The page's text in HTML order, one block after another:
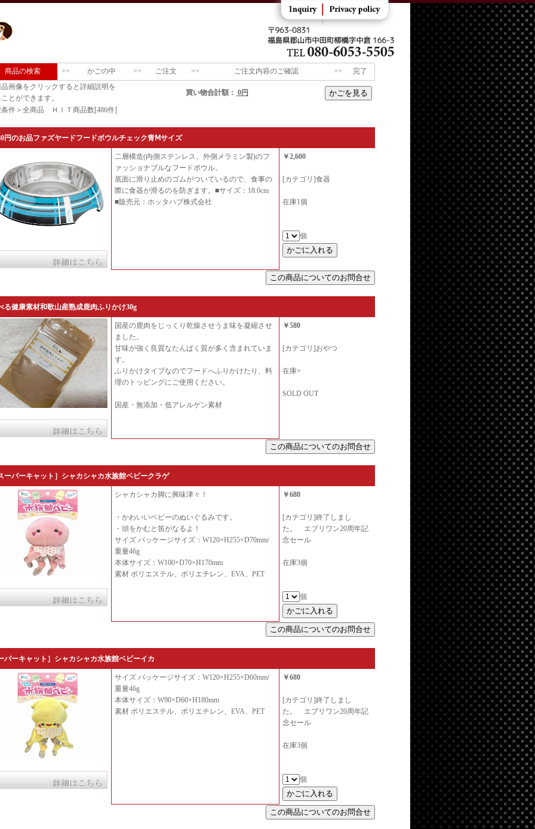
商品の検索 >> かごの中 >> ご注文 >> ご注文内容のご確認 >>
完了
画像をクリックすると詳細説明を
とができます。
買い物合計額： 0円
条件＞全商品 ＨＩＴ商品数[486件]
円のお品ファズヤードフードボウルチェック青Ⅿサイズ
二層構造(内側ステンレス、外側メラミン製)のフ
ァッショナブルなフードボウル。
底面に滑り止めのゴムがついているので、食事の
際に食器が滑るのを防ぎます。■サイズ：18.0cm
■販売元：ホッタハブ株式会社
￥2,600
[カテゴリ]食器
在庫1個
個
る健康素材和歌山産熟成鹿肉ふりかけ30g
国産の鹿肉をじっくり乾燥させうま味を凝縮させ
ました。
甘味が強く良質なたんぱく質が多く含まれていま
す。
ふりかけタイプなのでフードへふりかけたり、料
理のトッピングにご使用ください。
国産・無添加・低アレルゲン素材
￥580
[カテゴリ]おやつ
在庫×
SOLD OUT
ーパーキャット］シャカシャカ水族館ベビークラゲ
シャカシャカ脚に興味津々！
・かわいいベビーのぬいぐるみです。
・頭をかむと笛がなるよ！
サイズ パッケージサイズ：W120×H255×D70mm/
重量46g
本体サイズ：W100×D70×H170mm
素材 ポリエステル、ポリエチレン、EVA、PET
￥680
[カテゴリ]終了しまし
た。 エブリワン20周年記
念セール
在庫3個
個
パーキャット］シャカシャカ水族館ベビーイカ
サイズ パッケージサイズ：W120×H255×D60mm/
重量46g
本体サイズ：W90×D60×H180mm
素材 ポリエステル、ポリエチレン、EVA、PET
￥680
[カテゴリ]終了しまし
た。 エブリワン20周年記
念セール
在庫3個
個